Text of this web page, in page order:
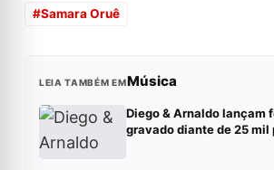
#Samara Oruê
LEIA TAMBÉM EMMúsica
Diego & Arnaldo lançam
gravado diante de 25 mil